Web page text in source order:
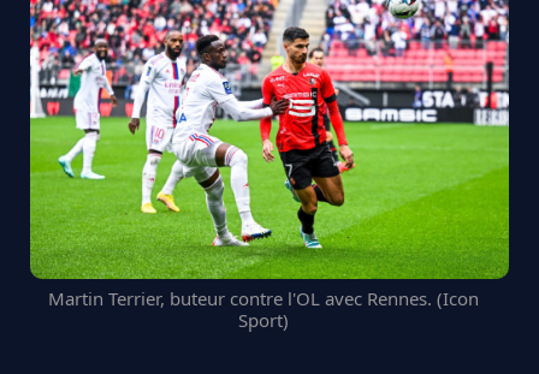
Martin Terrier, buteur contre l'OL avec Rennes. (Icon
Sport)